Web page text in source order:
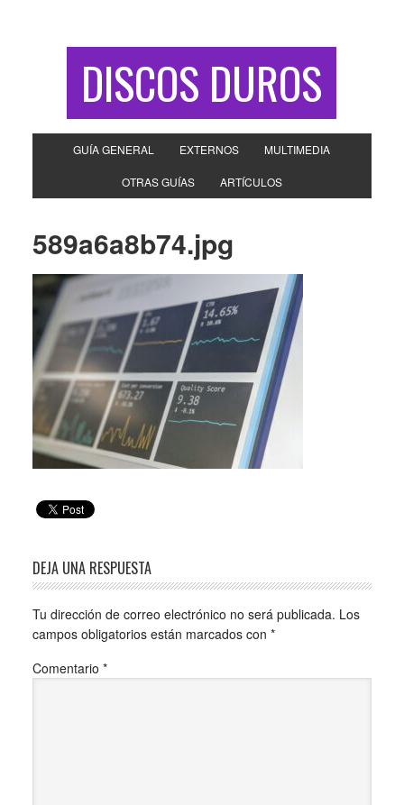
DISCOS DUROS
GUÍA GENERAL EXTERNOS MULTIMEDIA
OTRAS GUÍAS ARTÍCULOS
589a6a8b74.jpg
DEJA UNA RESPUESTA
Tu dirección de correo electrónico no será publicada. Los
campos obligatorios están marcados con *
Comentario *